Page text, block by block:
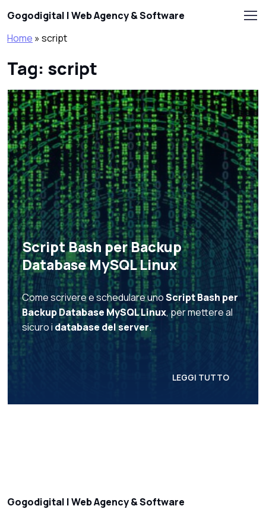
Gogodigital | Web Agency & Software
Home »script
Tag: script
Script Bash per Backup
Database MySQL Linux
Come scrivere e schedulare unoScript Bash per
Backup Database MySQL Linux, per mettere al
sicuro i database del server.
LEGGI TUTTO
Gogodigital | Web Agency & Software